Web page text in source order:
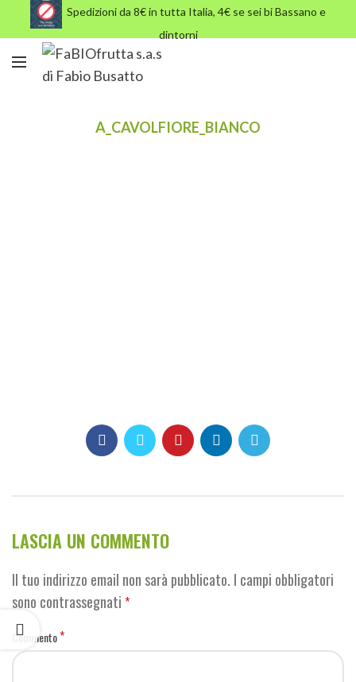
Spedizioni da 8€ in tutta Italia, 4€ se sei bi Bassano e
dintorni
A_CAVOLFIORE_BIANCO
LASCIA UN COMMENTO
Il tuo indirizzo email non sarà pubblicato. I campi obbligatori
sono contrassegnati *
Commento*